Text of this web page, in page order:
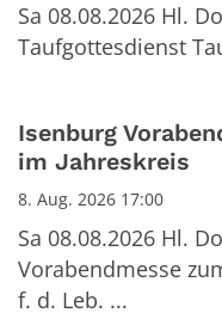
Sa 08.08.2026 Hl.
Taufgottesdienst
Isenburg
im Jahreskreis
8. Aug. 2026 17:00
Sa 08.08.2026 Hl.
Vorabendmesse
f. d. Leb. ...